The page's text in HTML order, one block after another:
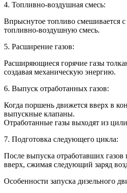
4. Топливно-воздушная смесь:
Впрыснутое топливо смешивается с
топливно-воздушную смесь.
5. Расширение газов:
Расширяющиеся горячие газы
создавая механическую энергию.
6. Выпуск отработанных газов:
Когда поршень движется вверх в
выпускные клапаны.
Отработанные газы выходят из
7. Подготовка следующего цикла:
После выпуска отработавших
вверх, сжимая следующий заряд
Особенности запуска дизельного